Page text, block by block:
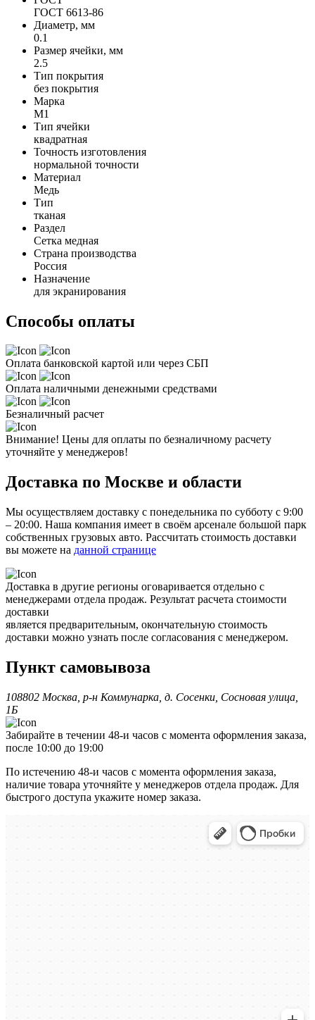
ГОСТ 6613-86
Диаметр, мм
0.1
Размер ячейки, мм
2.5
Тип покрытия
без покрытия
Марка
М1
Тип ячейки
квадратная
Точность изготовления
нормальной точности
Материал
Медь
Тип
тканая
Раздел
Сетка медная
Страна производства
Россия
Назначение
для экранирования
Способы оплаты
Оплата банковской картой или через СБП
Оплата наличными денежными средствами
Безналичный расчет
Внимание! Цены для оплаты по безналичному расчету
уточняйте у менеджеров!
Доставка по Москве и области
Мы осуществляем доставку с понедельника по субботу с 9:00
– 20:00. Наша компания имеет в своём арсенале большой парк
собственных грузовых авто. Рассчитать стоимость доставки
вы можете на данной странице
Доставка в другие регионы оговаривается отдельно с
менеджерами отдела продаж. Результат расчета стоимости
доставки
является предварительным, окончательную стоимость
доставки можно узнать после согласования с менеджером.
Пункт самовывоза
108802 Москва, р-н Коммунарка, д. Сосенки, Сосновая улица,
1Б
Забирайте в течении 48-и часов с момента оформления заказа,
после 10:00 до 19:00
По истечению 48-и часов с момента оформления заказа,
наличие товара уточняйте у менеджеров отдела продаж. Для
быстрого доступа укажите номер заказа.